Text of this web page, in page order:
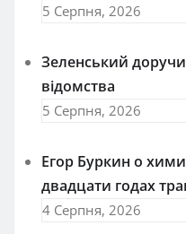
5 Серпня, 2026
Зеленський
відомства
5 Серпня, 2026
Егор Буркин о
двадцати годах
4 Серпня, 2026